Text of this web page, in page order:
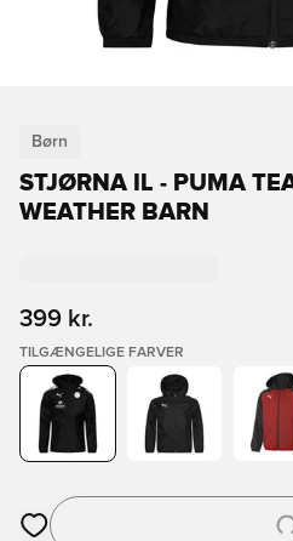
Børn
STJØRNA IL - PUMA
WEATHER BARN
399 kr.
TILGÆNGELIGE FARVER